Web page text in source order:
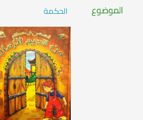
الموضوع الحكمة